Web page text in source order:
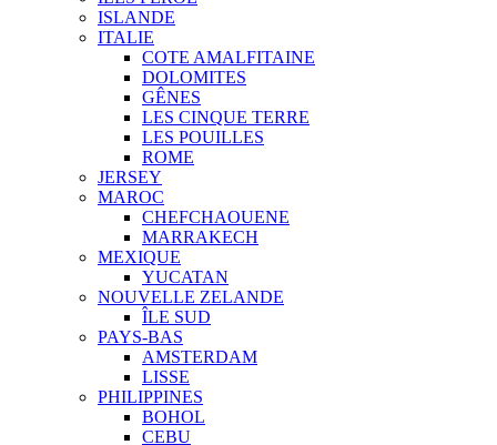
ISLANDE
ITALIE
COTE AMALFITAINE
DOLOMITES
GÊNES
LES CINQUE TERRE
LES POUILLES
ROME
JERSEY
MAROC
CHEFCHAOUENE
MARRAKECH
MEXIQUE
YUCATAN
NOUVELLE ZELANDE
ÎLE SUD
PAYS-BAS
AMSTERDAM
LISSE
PHILIPPINES
BOHOL
CEBU